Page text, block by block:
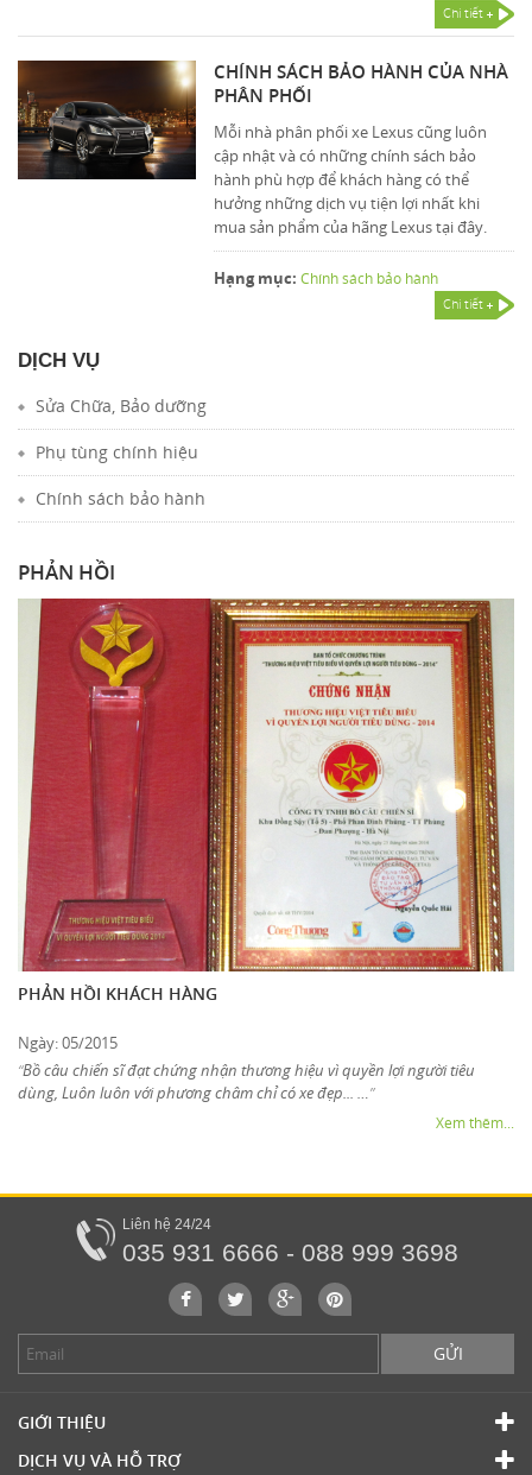
Chi tiết
CHÍNH SÁCH BẢO HÀNH CỦA NHÀ
PHÂN PHỐI
Mỗi nhà phân phối xe Lexus cũng luôn
cập nhật và có những chính sách bảo
hành phù hợp để khách hàng có thể
hưởng những dịch vụ tiện lợi nhất khi
mua sản phẩm của hãng Lexus tại đây.
Hạng mục: Chính sách bảo hành
Chi tiết
DỊCH VỤ
Sửa Chữa, Bảo dưỡng
Phụ tùng chính hiệu
Chính sách bảo hành
PHẢN HỒI
PHẢN HỒI KHÁCH HÀNG
Ngày: 05/2015
“Bồ câu chiến sĩ đạt chứng nhận thương hiệu vì quyền lợi người tiêu
dùng, Luôn luôn với phương châm chỉ có xe đẹp... … ”
Xem thêm...
Liên hệ 24/24
035 931 6666 - 088 999 3698
GỬI
GIỚI THIỆU
DỊCH VỤ VÀ HỖ TRỢ